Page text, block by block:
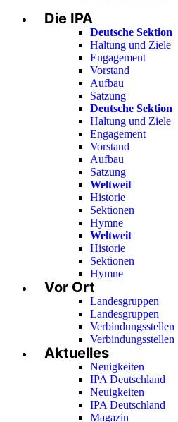
Menu
Die IPA
Deutsche Sektion
Haltung und Ziele
Engagement
Vorstand
Aufbau
Satzung
Deutsche Sektion
Haltung und Ziele
Engagement
Vorstand
Aufbau
Satzung
Weltweit
Historie
Sektionen
Hymne
Weltweit
Historie
Sektionen
Hymne
Vor Ort
Landesgruppen
Landesgruppen
Verbindungsstellen
Verbindungsstellen
Aktuelles
Neuigkeiten
IPA Deutschland
Neuigkeiten
IPA Deutschland
Magazin